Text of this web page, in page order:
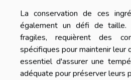
La conservation de ces
également un défi de taille.
fragiles, requièrent des
spécifiques pour maintenir leur
essentiel d'assurer une
adéquate pour préserver leurs